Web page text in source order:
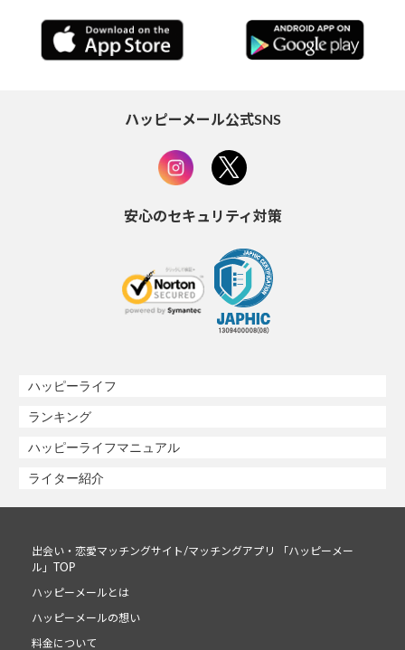
ハッピーメール公式SNS
安心のセキュリティ対策
ハッピーライフ
ランキング
ハッピーライフマニュアル
ライター紹介
出会い・恋愛マッチングサイト/マッチングアプリ 「ハッピーメー
ル」TOP
ハッピーメールとは
ハッピーメールの想い
料金について